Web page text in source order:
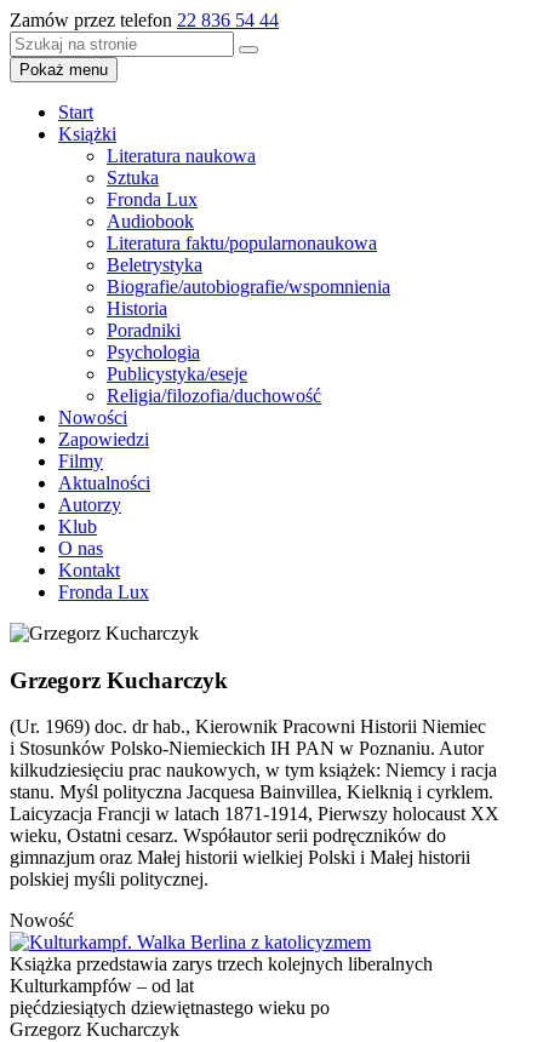
Zamów przez telefon 22 836 54 44
Pokaż menu
Start
Książki
Literatura naukowa
Sztuka
Fronda Lux
Audiobook
Literatura faktu/popularnonaukowa
Beletrystyka
Biografie/autobiografie/wspomnienia
Historia
Poradniki
Psychologia
Publicystyka/eseje
Religia/filozofia/duchowość
Nowości
Zapowiedzi
Filmy
Aktualności
Autorzy
Klub
O nas
Kontakt
Fronda Lux
Grzegorz Kucharczyk
(Ur. 1969) doc. dr hab., Kierownik Pracowni Historii Niemiec
i Stosunków Polsko-Niemieckich IH PAN w Poznaniu. Autor
kilkudziesięciu prac naukowych, w tym książek: Niemcy i racja
stanu. Myśl polityczna Jacquesa Bainvillea, Kielknią i cyrklem.
Laicyzacja Francji w latach 1871-1914, Pierwszy holocaust XX
wieku, Ostatni cesarz. Współautor serii podręczników do
gimnazjum oraz Małej historii wielkiej Polski i Małej historii
polskiej myśli politycznej.
Nowość
Książka przedstawia zarys trzech kolejnych liberalnych
Kulturkampfów – od lat
pięćdziesiątych dziewiętnastego wieku po
Grzegorz Kucharczyk